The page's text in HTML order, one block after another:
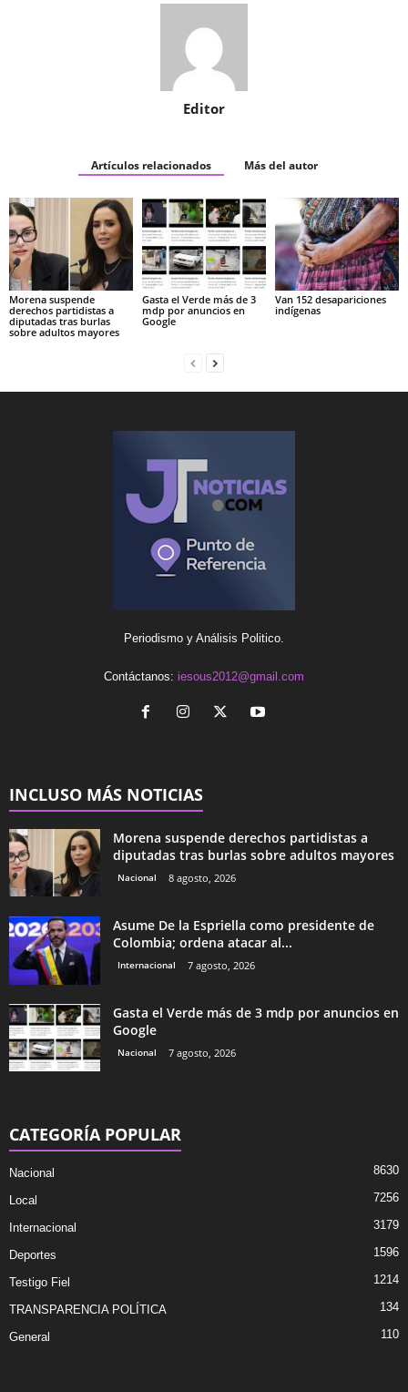
Editor
Artículos relacionados Más del autor
Morena suspende
derechos partidistas a
diputadas tras burlas
sobre adultos mayores
Gasta el Verde más de 3
mdp por anuncios en
Google
Van 152 desapariciones
indígenas
Periodismo y Análisis Politico.
Contáctanos: iesous2012@gmail.com
INCLUSO MÁS NOTICIAS
Morena suspende derechos partidistas a
diputadas tras burlas sobre adultos mayores
Nacional 8 agosto, 2026
Asume De la Espriella como presidente de
Colombia; ordena atacar al...
Internacional 7 agosto, 2026
Gasta el Verde más de 3 mdp por anuncios en
Google
Nacional 7 agosto, 2026
CATEGORÍA POPULAR
Nacional 8630
Local 7256
Internacional 3179
Deportes 1596
Testigo Fiel 1214
TRANSPARENCIA POLÍTICA 134
General 110